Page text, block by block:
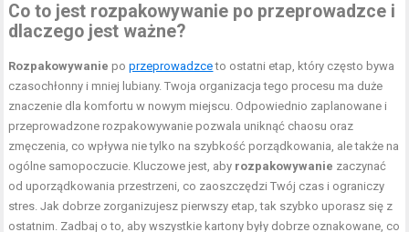
Co to jest rozpakowywanie po przeprowadzce i
dlaczego jest ważne?
Rozpakowywanie poprzeprowadzceto ostatni etap, który często bywa
czasochłonny i mniej lubiany. Twoja organizacja tego procesu ma duże
znaczenie dla komfortu w nowym miejscu. Odpowiednio zaplanowane i
przeprowadzone rozpakowywanie pozwala uniknąć chaosu oraz
zmęczenia, co wpływa nie tylko na szybkość porządkowania, ale także na
ogólne samopoczucie. Kluczowe jest, aby rozpakowywanie zaczynać
od uporządkowania przestrzeni, co zaoszczędzi Twój czas i ograniczy
stres. Jak dobrze zorganizujesz pierwszy etap, tak szybko uporasz się z
ostatnim. Zadbaj o to, aby wszystkie kartony były dobrze oznakowane, co